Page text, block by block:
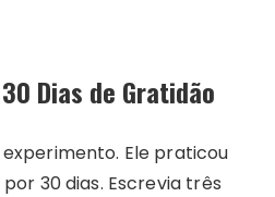
Dias de Gratidão
Ele praticou
30 dias. Escrevia três